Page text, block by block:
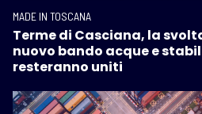
MADE IN TOSCANA
Terme di Casciana, la
nuovo bando acque e
resteranno uniti